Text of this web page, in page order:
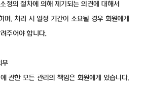
정의 절차에 의해 제기되는 의견에 대해서
며, 처리 시 일정 기간이 소요될 경우 회원에게
주어야 합니다.
무
관한 모든 관리의 책임은 회원에게 있습니다.